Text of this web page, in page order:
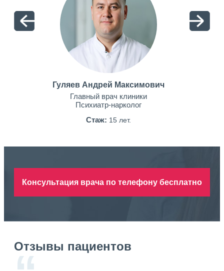
Гуляев Андрей Максимович
Главный врач клиники
Психиатр-нарколог
Стаж: 15 лет.
Консультация врача по телефону бесплатно
Отзывы пациентов